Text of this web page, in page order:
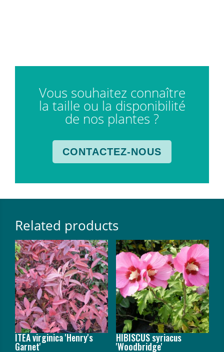
Vous souhaitez connaître
la taille ou la disponibilité
de nos plantes ?
CONTACTEZ-NOUS
Related products
ITEA virginica 'Henry's
Garnet'
HIBISCUS syriacus
'Woodbridge'